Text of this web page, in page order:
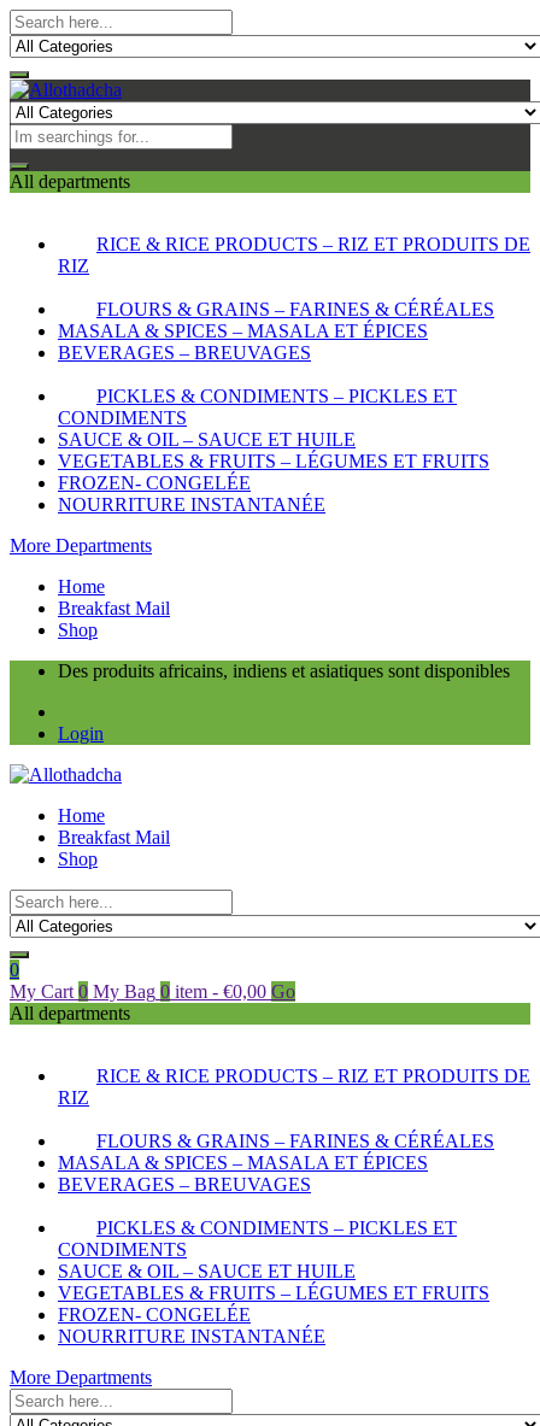
All departments
RICE & RICE PRODUCTS – RIZ ET PRODUITS DE
RIZ
FLOURS & GRAINS – FARINES & CÉRÉALES
MASALA & SPICES – MASALA ET ÉPICES
BEVERAGES – BREUVAGES
PICKLES & CONDIMENTS – PICKLES ET
CONDIMENTS
SAUCE & OIL – SAUCE ET HUILE
VEGETABLES & FRUITS – LÉGUMES ET FRUITS
FROZEN- CONGELÉE
NOURRITURE INSTANTANÉE
More Departments
Home
Breakfast Mail
Shop
Des produits africains, indiens et asiatiques sont disponibles
Login
Home
Breakfast Mail
Shop
0
My Cart 0 My Bag 0 item - €0,00 Go
All departments
RICE & RICE PRODUCTS – RIZ ET PRODUITS DE
RIZ
FLOURS & GRAINS – FARINES & CÉRÉALES
MASALA & SPICES – MASALA ET ÉPICES
BEVERAGES – BREUVAGES
PICKLES & CONDIMENTS – PICKLES ET
CONDIMENTS
SAUCE & OIL – SAUCE ET HUILE
VEGETABLES & FRUITS – LÉGUMES ET FRUITS
FROZEN- CONGELÉE
NOURRITURE INSTANTANÉE
More Departments